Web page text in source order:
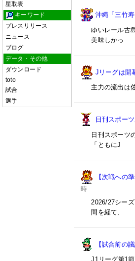
星取表
キーワード
プレスリリース
ニュース
ブログ
データ・その他
ダウンロード
toto
試合
選手
沖縄「三竹寿
ゆいレール古
美味しかっ
Jリーグは開
主力の流出は
日刊スポー
日刊スポーツ
「ともにJ
【次戦への
時
2026/27シー
間を経て、
【試合前の
J1リーグ第1